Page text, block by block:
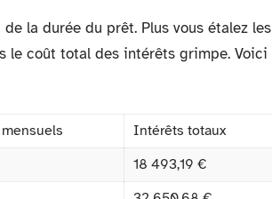
la durée du prêt. Plus vous étalez les
le coût total des intérêts grimpe. Voici
Intérêts totaux
18 493,19 €